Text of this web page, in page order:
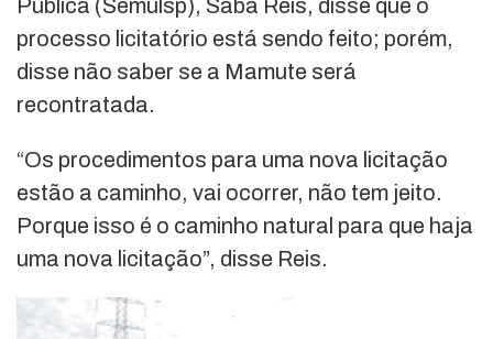
Pública (Semulsp), Sabá Reis, disse que o
processo licitatório está sendo feito; porém,
disse não saber se a Mamute será
recontratada.
“Os procedimentos para uma nova licitação
estão a caminho, vai ocorrer, não tem jeito.
Porque isso é o caminho natural para que haja
uma nova licitação”, disse Reis.